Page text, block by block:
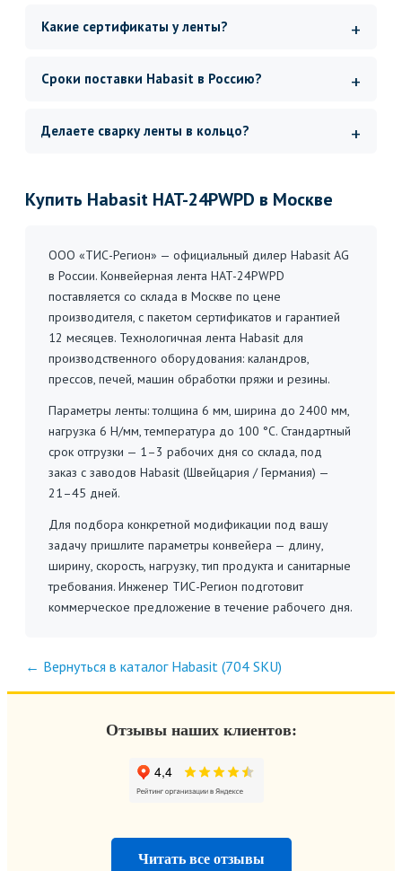
Какие сертификаты у ленты?
Сроки поставки Habasit в Россию?
Делаете сварку ленты в кольцо?
Купить Habasit HAT-24PWPD в Москве
ООО «ТИС-Регион» — официальный дилер Habasit AG
в России. Конвейерная лента HAT-24PWPD
поставляется со склада в Москве по цене
производителя, с пакетом сертификатов и гарантией
12 месяцев. Технологичная лента Habasit для
производственного оборудования: каландров,
прессов, печей, машин обработки пряжи и резины.
Параметры ленты: толщина 6 мм, ширина до 2400 мм,
нагрузка 6 Н/мм, температура до 100 °C. Стандартный
срок отгрузки — 1–3 рабочих дня со склада, под
заказ с заводов Habasit (Швейцария / Германия) —
21–45 дней.
Для подбора конкретной модификации под вашу
задачу пришлите параметры конвейера — длину,
ширину, скорость, нагрузку, тип продукта и санитарные
требования. Инженер ТИС-Регион подготовит
коммерческое предложение в течение рабочего дня.
← Вернуться в каталог Habasit (704 SKU)
Отзывы наших клиентов:
Читать все отзывы